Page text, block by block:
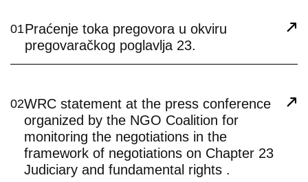
01Praćenje toka pregovora u okviru
pregovaračkog poglavlja 23.
02WRC statement at the press conference
organized by the NGO Coalition for
monitoring the negotiations in the
framework of negotiations on Chapter 23
Judiciary and fundamental rights .